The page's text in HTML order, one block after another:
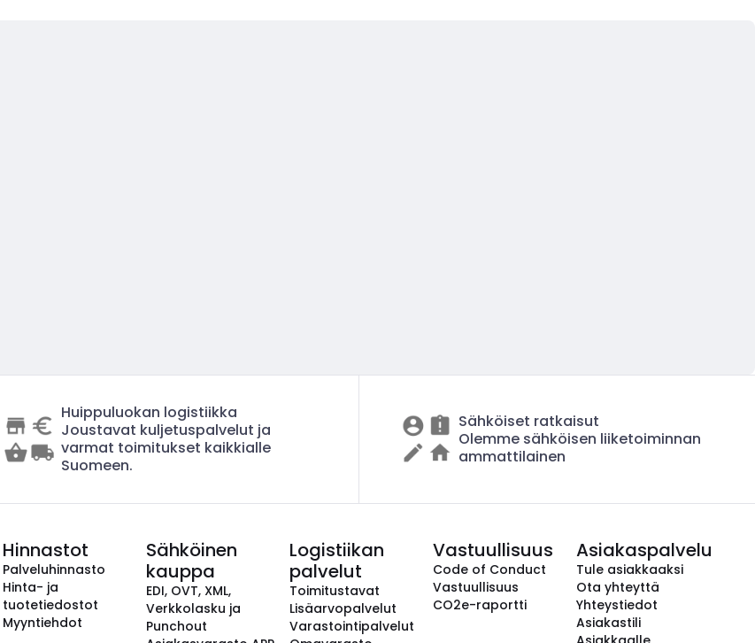
Huippuluokan logistiikka
Joustavat kuljetuspalvelut ja
varmat toimitukset kaikkialle
Suomeen.
Sähköiset ratkaisut
Olemme sähköisen liiketoiminnan
ammattilainen
Hinnastot
Palveluhinnasto
Hinta- ja
tuotetiedostot
Myyntiehdot
Sähköinen
kauppa
EDI, OVT, XML,
Verkkolasku ja
Punchout
Logistiikan
palvelut
Toimitustavat
Lisäarvopalvelut
Varastointipalvelut
Vastuullisuus
Code of Conduct
Vastuullisuus
CO2e-raportti
Asiakaspalvelu
Tule asiakkaaksi
Ota yhteyttä
Yhteystiedot
Asiakastili